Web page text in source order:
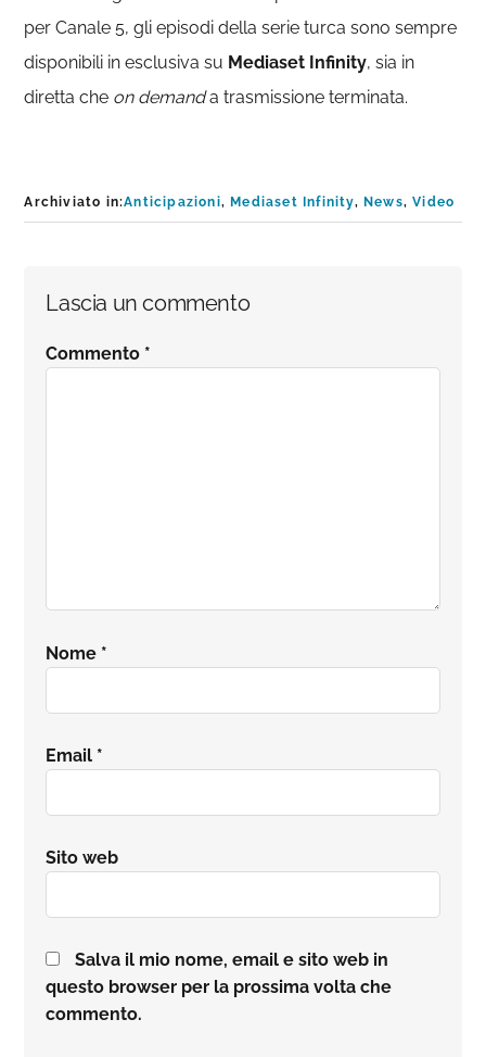
per Canale 5, gli episodi della serie turca sono sempre
disponibili in esclusiva su Mediaset Infinity, sia in
diretta che on demanda trasmissione terminata.
Archiviato in:Anticipazioni, Mediaset Infinity, News,Video
Interazioni
del
Lascia un commento
Commento *
Nome *
Email *
Sito web
Salva il mio nome, email e sito web in
questo browser per la prossima volta che
commento.